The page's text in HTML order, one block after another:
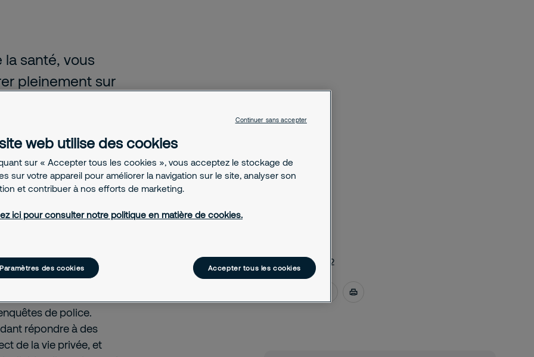
la santé, vous
pleinement sur
à vous
Avec un
établissement
utiles pour renforcer
Leur simple
vidéo peuvent
de police.
répondre à des
de la vie privée, et
juin 24, 2022
web utilise des cookies
sur « Accepter tous les cookies », vous acceptez le stockage de
sur votre appareil pour améliorer la navigation sur le site, analyser son
et contribuer à nos efforts de marketing.
ici pour consulter notre politique en matière de cookies.
Paramètres des cookies Accepter tous les cookies
Continuer sans accepter